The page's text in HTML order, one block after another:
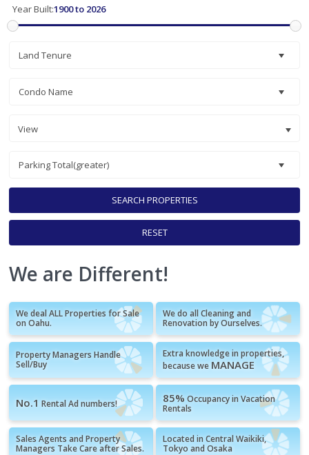
Year Built:1900 to 2026
Land Tenure
Condo Name
View
Parking Total(greater)
SEARCH PROPERTIES
RESET
We are Different!
We deal ALL Properties for Sale
on Oahu.
We do all Cleaning and
Renovation by Ourselves.
Property Managers Handle
Sell/Buy
Extra knowledge in properties,
because we MANAGE
No.1 Rental Ad numbers! 85%Occupancy in Vacation
Rentals
Sales Agents and Property
Managers Take Care after Sales.
Located in Central Waikiki,
Tokyo and Osaka